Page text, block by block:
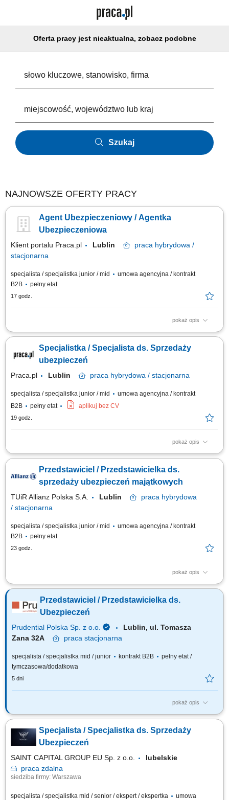
Oferta pracy jest nieaktualna, zobacz podobne
Szukaj
NAJNOWSZE OFERTY PRACY
Agent Ubezpieczeniowy / Agentka
Ubezpieczeniowa
Klient portalu Praca.pl Lublin praca hybrydowa /
stacjonarna
specjalista / specjalistka junior / mid
umowa agencyjna / kontrakt
B2B
pełny etat
17 godz.
pokaż opis
Budowanie i pozyskiwanie własnego portfela klientów oraz relacji
ubezpieczeniowych; Prowadzenie spotkań handlowych w formie online i
stacjonarnej; Realizacja indywidualnych celów sprzedażowych przy
Specjalistka / Specjalista ds. Sprzedaży
ubezpieczeń
Praca.pl Lublin praca hybrydowa / stacjonarna
specjalista / specjalistka junior / mid
umowa agencyjna / kontrakt
B2B
pełny etat aplikuj bez CV
19 godz.
pokaż opis
Zadania Tworzenie i pielęgnowanie trwałych więzi biznesowych.
dedykowanych rozwiązań polisowych. Organizowanie oraz prowadzenie
prezentacji i konsultacji w trybie online oraz stacjonarnie. Samodzielne
Przedstawiciel / Przedstawicielka ds.
sprzedaży ubezpieczeń majątkowych
TUiR Allianz Polska S.A. Lublin praca hybrydowa
/ stacjonarna
specjalista / specjalistka junior / mid
umowa agencyjna / kontrakt
B2B
pełny etat
23 godz.
pokaż opis
Zakres obowiązków: Budowanie i rozwijanie relacji z klientami; Analiza
Prowadzenie spotkań online i stacjonarnych; Rozwijanie własnego
portfela klientów; Aktywne pozyskiwanie nowych kontaktów biznesowych;
Przedstawiciel / Przedstawicielka ds.
Ubezpieczeń
Prudential Polska Sp. z o.o.
Lublin, ul. Tomasza
Zana 32A
praca stacjonarna
specjalista / specjalistka mid / junior kontrakt B2B
pełny etat /
tymczasowa/dodatkowa
5 dni
pokaż opis
Twój zakres obowiązków: budowanie własnego biznesu przy wsparciu
organizacja własnej aktywności i kalendarza spotkań.
Specjalista / Specjalistka ds. Sprzedaży
Ubezpieczeń
SAINT CAPITAL GROUP EU Sp. z o.o.
lubelskie
praca zdalna
siedziba firmy: Warszawa
specjalista / specjalistka mid / senior / ekspert / ekspertka
umowa